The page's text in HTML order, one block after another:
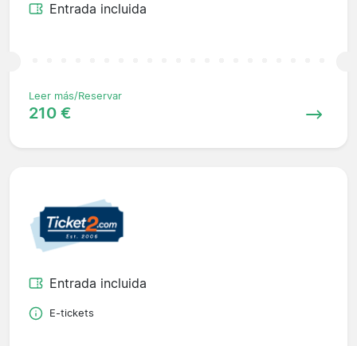
Entrada incluida
Leer más/Reservar
210 €
Entrada incluida
E-tickets